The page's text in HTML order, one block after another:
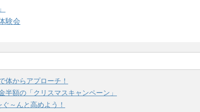
験会
体からアプローチ！
額の「クリスマスキャンペーン」
～んと高めよう！